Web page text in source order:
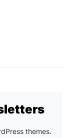
themes.